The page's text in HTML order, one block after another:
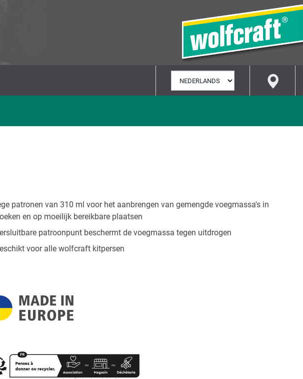
SELECTEREN
patronen van 310 ml voor het aanbrengen van gemengde voegmassa's in
en op moeilijk bereikbare plaatsen
patroonpunt beschermt de voegmassa tegen uitdrogen
voor alle wolfcraft kitpersen